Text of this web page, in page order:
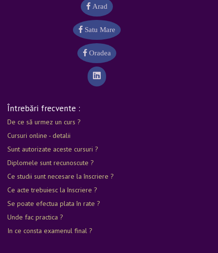
Arad
Satu Mare
Oradea
Întrebări frecvente :
De ce să urmez un curs ?
Cursuri online - detalii
Sunt autorizate aceste cursuri ?
Diplomele sunt recunoscute ?
Ce studii sunt necesare la înscriere ?
Ce acte trebuiesc la înscriere ?
Se poate efectua plata în rate ?
Unde fac practica ?
In ce consta examenul final ?